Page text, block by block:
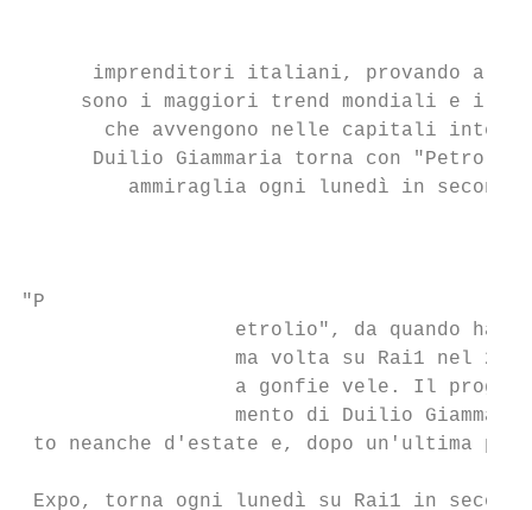
imprenditori italiani, provando a
sono i maggiori trend mondiali e i
che avvengono nelle capitali
Duilio Giammaria torna con
ammiraglia ogni lunedì in seconda
"P
etrolio", da quando ha
ma volta su Rai1 nel
a gonfie vele. Il
mento di Duilio
to neanche d'estate e, dopo un'ultima
Expo, torna ogni lunedì su Rai1 in